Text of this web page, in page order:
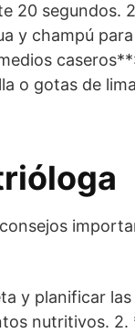
20 segundos.
y champú
o gotas de
y planificar
nutritivos.